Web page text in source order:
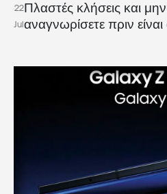
22
Jul
Πλαστές κλήσεις και
αναγνωρίσετε πριν